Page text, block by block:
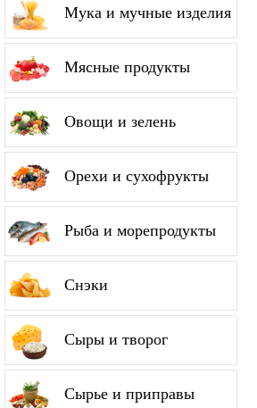
Мука и мучные изделия
Мясные продукты
Овощи и зелень
Орехи и сухофрукты
Рыба и морепродукты
Снэки
Сыры и творог
Сырье и приправы